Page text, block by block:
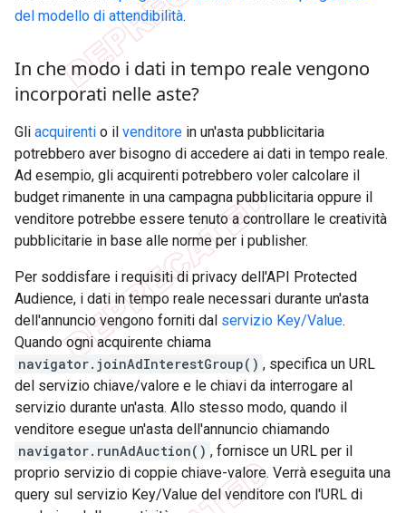
del modello di attendibilità.
In che modo i dati in tempo reale vengono
incorporati nelle aste?
Gli acquirenti o il venditore in un'asta pubblicitaria
potrebbero aver bisogno di accedere ai dati in tempo reale.
Ad esempio, gli acquirenti potrebbero voler calcolare il
budget rimanente in una campagna pubblicitaria oppure il
venditore potrebbe essere tenuto a controllare le creatività
pubblicitarie in base alle norme per i publisher.
Per soddisfare i requisiti di privacy dell'API Protected
Audience, i dati in tempo reale necessari durante un'asta
dell'annuncio vengono forniti dal servizio Key/Value.
Quando ogni acquirente chiama
navigator.joinAdInterestGroup() , specifica un URL
del servizio chiave/valore e le chiavi da interrogare al
servizio durante un'asta. Allo stesso modo, quando il
venditore esegue un'asta dell'annuncio chiamando
navigator.runAdAuction() , fornisce un URL per il
proprio servizio di coppie chiave-valore. Verrà eseguita una
query sul servizio Key/Value del venditore con l'URL di